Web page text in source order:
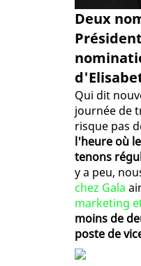
Deux
Qui dit
journée de
risque pas
l'heure où
tenons
y a peu,
chez Gala
marketing
moins de
poste de